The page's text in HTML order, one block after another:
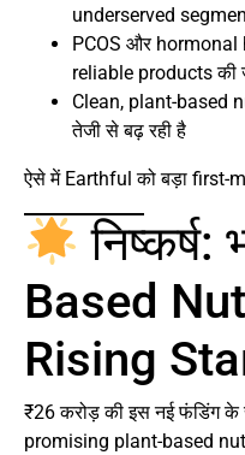
underserved
PCOS और
reliable products की
Clean, plant-based
तेजी से बढ़ रही है
ऐसे में Earthful को बड़ा first-
Based
Rising
₹26 करोड़ की इस नई फंडिंग
promising plant-based